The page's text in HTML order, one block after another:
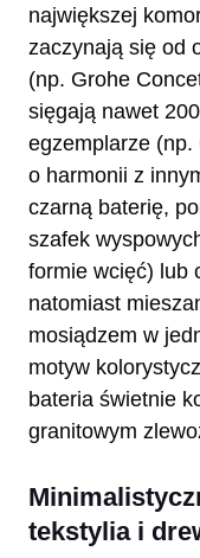
największej
zaczynają się od
(np. Grohe
sięgają nawet
egzemplarze
o harmonii z
czarną baterię,
szafek
formie wcięć) lub
natomiast
mosiądzem w
motyw
bateria świetnie
granitowym
tekstylia i